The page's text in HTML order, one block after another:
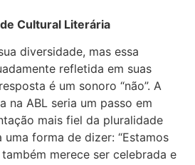
Cultural Literária
diversidade, mas essa
refletida em suas
é um sonoro “não”. A
na ABL seria um passo em
mais fiel da pluralidade
forma de dizer: “Estamos
merece ser celebrada e